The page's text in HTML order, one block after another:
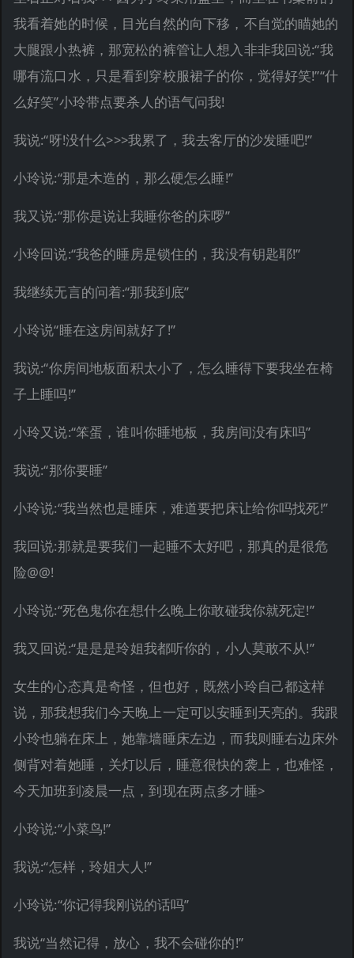
我看着她的时候，目光自然的向下移，不自觉的瞄她的
大腿跟小热裤，那宽松的裤管让人想入非非我回说:“我
哪有流口水，只是看到穿校服裙子的你，觉得好笑!”“什
么好笑”小玲带点要杀人的语气问我!
我说:“呀!没什么>>>我累了，我去客厅的沙发睡吧!”
小玲说:“那是木造的，那么硬怎么睡!”
我又说:“那你是说让我睡你爸的床啰”
小玲回说:“我爸的睡房是锁住的，我没有钥匙耶!”
我继续无言的问着:“那我到底”
小玲说“睡在这房间就好了!”
我说:“你房间地板面积太小了，怎么睡得下要我坐在椅
子上睡吗!”
小玲又说:“笨蛋，谁叫你睡地板，我房间没有床吗”
我说:“那你要睡”
小玲说:“我当然也是睡床，难道要把床让给你吗找死!”
我回说:那就是要我们一起睡不太好吧，那真的是很危
险@@!
小玲说:“死色鬼你在想什么晚上你敢碰我你就死定!”
我又回说:“是是是玲姐我都听你的，小人莫敢不从!”
女生的心态真是奇怪，但也好，既然小玲自己都这样
说，那我想我们今天晚上一定可以安睡到天亮的。我跟
小玲也躺在床上，她靠墙睡床左边，而我则睡右边床外
侧背对着她睡，关灯以后，睡意很快的袭上，也难怪，
今天加班到凌晨一点，到现在两点多才睡>
小玲说:“小菜鸟!”
我说:“怎样，玲姐大人!”
小玲说:“你记得我刚说的话吗”
我说“当然记得，放心，我不会碰你的!”